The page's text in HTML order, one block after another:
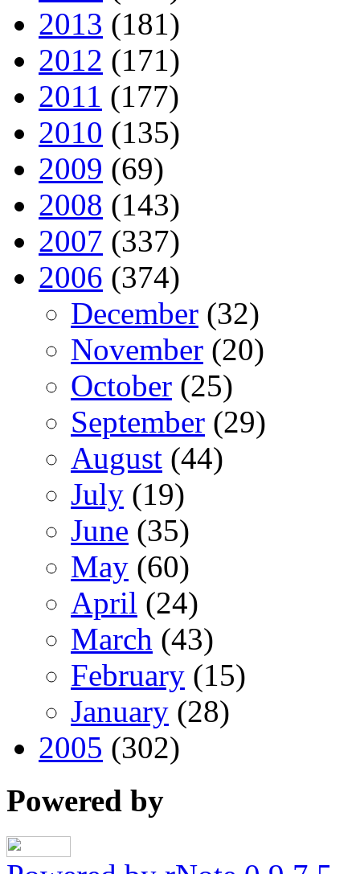
2013 (181)
2012 (171)
2011 (177)
2010 (135)
2009 (69)
2008 (143)
2007 (337)
2006 (374)
December (32)
November (20)
October (25)
September (29)
August (44)
July (19)
June (35)
May (60)
April (24)
March (43)
February (15)
January (28)
2005 (302)
Powered by